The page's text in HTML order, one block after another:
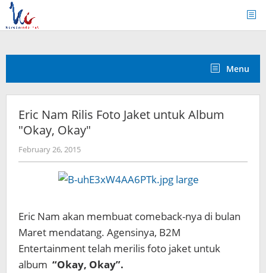
Skip
content
Menu
Eric Nam Rilis Foto Jaket untuk Album
"Okay, Okay"
February 26, 2015by
Koreanindo
Eric Nam akan membuat comeback-nya di bulan
Maret mendatang. Agensinya, B2M
Entertainment telah merilis foto jaket untuk
album “Okay, Okay”.